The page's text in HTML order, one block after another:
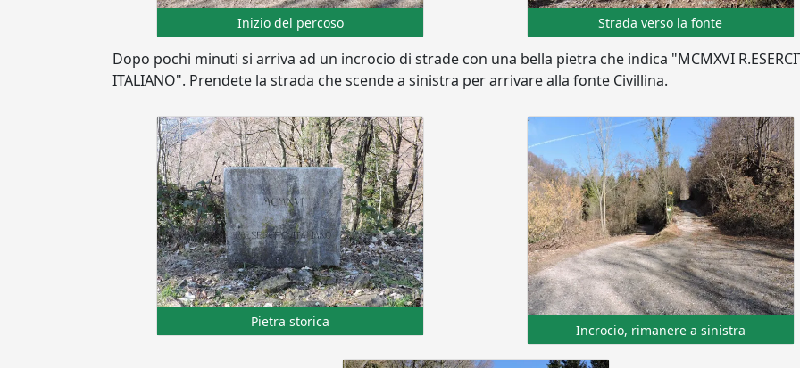
Inizio del percoso Strada verso la fonte
Dopo pochi minuti si arriva ad un incrocio di strade con una bella pietra che indica "MCMXVI
ITALIANO". Prendete la strada che scende a sinistra per arrivare alla fonte Civillina.
Pietra storica
Incrocio, rimanere a sinistra